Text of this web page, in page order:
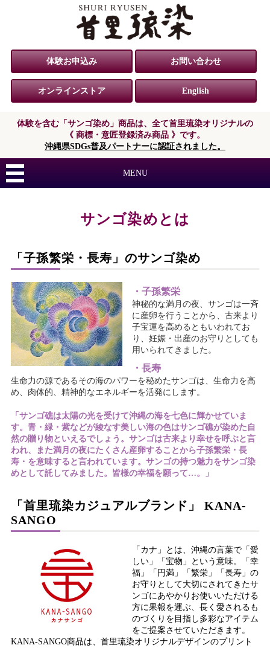
体験お申込み お問い合わせ
オンラインストア English
体験を含む「サンゴ染め」商品は、 全て首里琉染オリジナルの
《 商標・意匠登録済み商品 》です。
沖縄県SDGs普及パートナーに認証されました。
MENU
サンゴ染めとは
「子孫繁栄・長寿」のサンゴ染め
・子孫繁栄
神秘的な満月の夜、サンゴは一斉
に産卵を行うことから、古来より
子宝運を高めるともいわれてお
り、妊娠・出産のお守りとしても
用いられてきました。
・長寿
生命力の源であるその海のパワーを秘めたサンゴは、生命力を高
め、肉体的、精神的なエネルギーを活発にします。
「サンゴ礁は太陽の光を受けて沖縄の海を七色に輝かせていま
す。青・緑・紫などが綾なす美しい海の色はサンゴ礁が染めた自
然の贈り物といえるでしょう。サンゴは古来より幸せを呼ぶと言
われ、また満月の夜にたくさん産卵することから子孫繁栄・長
寿・を意味すると言われています。サンゴの持つ魅力をサンゴ染
めとして託してみました。皆様の幸福を願って…。」
「首里琉染カジュアルブランド」 KANA-
SANGO
「カナ」とは、沖縄の言葉で「愛
しい」「宝物」という意味。「幸
福」「円満」「繁栄」「長寿」の
お守りとして大切にされてきたサ
ンゴにあやかりお使いいただける
方に果報を運ぶ、長く愛されるも
のづくりを目指し多彩なアイテム
をご提案させていただきます。
KANA-SANGO商品は、首里琉染オリジナルデザインのプリント